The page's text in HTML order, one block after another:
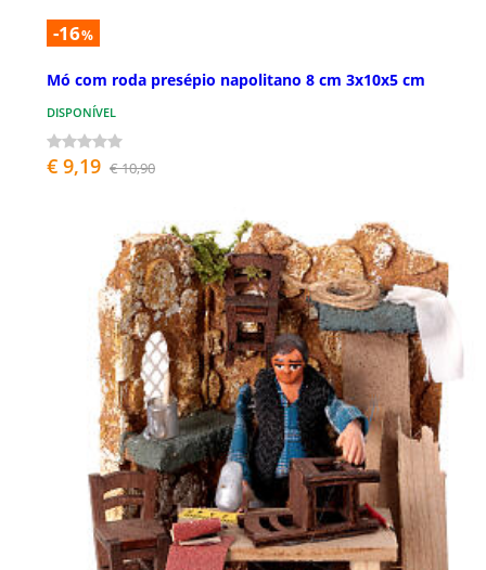
-16%
Mó com roda presépio napolitano 8 cm 3x10x5 cm
DISPONÍVEL
€ 9,19 € 10,90